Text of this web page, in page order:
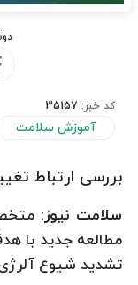
دوشنبه
کد خبر: 35157
آموزش سلامت
بررسی ارتباط
سلامت نیوز:
مطالعه جدید با
تشدید شیوع